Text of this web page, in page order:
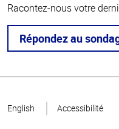
Racontez-nous votre
Répondez au
page
English Accessibilité